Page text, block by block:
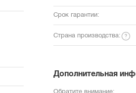
Срок гарантии:
Страна производства:
Дополнительная